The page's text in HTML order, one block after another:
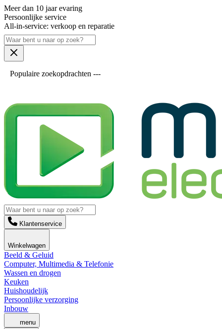
Meer dan 10 jaar evaring
Persoonlijke service
All-in-service: verkoop en reparatie
Populaire zoekopdrachten ---
Klantenservice
Winkelwagen
Beeld & Geluid
Computer, Multimedia & Telefonie
Wassen en drogen
Keuken
Huishoudelijk
Persoonlijke verzorging
Inbouw
menu